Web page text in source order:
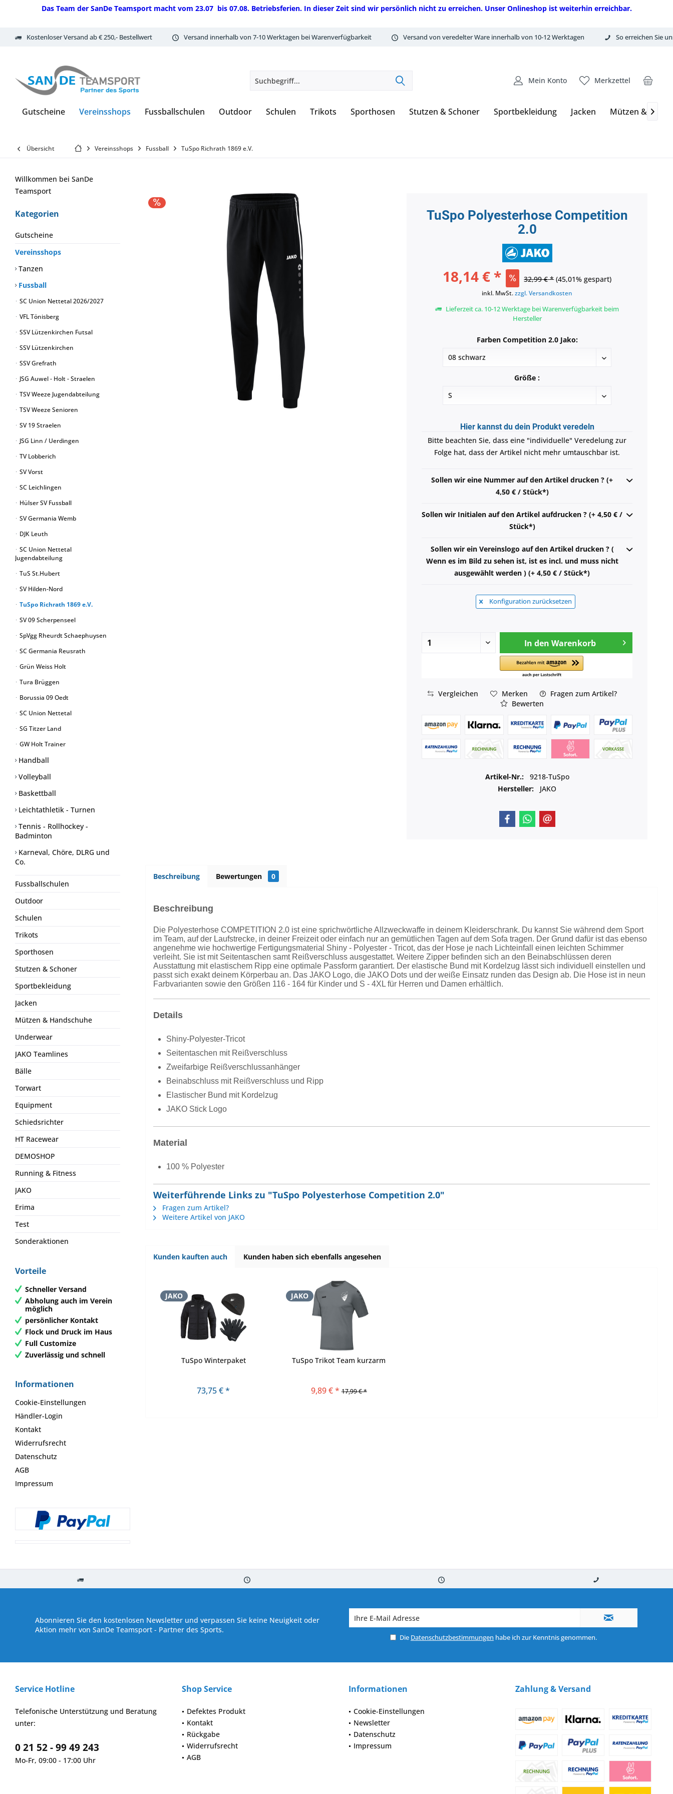
Das Team der SanDe Teamsport macht vom 23.07 bis 07.08. Betriebsferien. In dieser Zeit sind wir persönlich nicht zu erreichen. Unser Onlineshop ist weiterhin erreichbar.
Kostenloser Versand ab € 250,- Bestellwert Versand innerhalb von 7-10 Werktagen bei Warenverfügbarkeit Versand von veredelter Ware innerhalb von 10-12 Werktagen So erreichen Sie
Merkzettel
Mein Konto
Gutscheine Vereinsshops Fussballschulen Outdoor Schulen Trikots Sporthosen Stutzen & Schoner Sportbekleidung Jacken Mützen & 
Übersicht Vereinsshops Fussball TuSpo Richrath 1869 e.V.
Willkommen bei SanDe
Teamsport
Kategorien
Gutscheine
Vereinsshops
Tanzen
Fussball
SC Union Nettetal 2026/2027
VFL Tönisberg
SSV Lützenkirchen Futsal
SSV Lützenkirchen
SSV Grefrath
JSG Auwel - Holt - Straelen
TSV Weeze Jugendabteilung
TSV Weeze Senioren
SV 19 Straelen
JSG Linn / Uerdingen
TV Lobberich
SV Vorst
SC Leichlingen
Hülser SV Fussball
SV Germania Wemb
DJK Leuth
SC Union Nettetal
Jugendabteilung
TuS St.Hubert
SV Hilden-Nord
TuSpo Richrath 1869 e.V.
SV 09 Scherpenseel
SpVgg Rheurdt Schaephuysen
SC Germania Reusrath
Grün Weiss Holt
Tura Brüggen
Borussia 09 Oedt
SC Union Nettetal
SG Titzer Land
GW Holt Trainer
Handball
Volleyball
Baskettball
Leichtathletik - Turnen
Tennis - Rollhockey -
Badminton
Karneval, Chöre, DLRG und
Co.
Fussballschulen
Outdoor
Schulen
Trikots
Sporthosen
Stutzen & Schoner
Sportbekleidung
Jacken
Mützen & Handschuhe
Underwear
JAKO Teamlines
Bälle
Torwart
Equipment
Schiedsrichter
HT Racewear
DEMOSHOP
Running & Fitness
JAKO
Erima
Test
Sonderaktionen
Vorteile
Schneller Versand
Abholung auch im Verein
möglich
persönlicher Kontakt
Flock und Druck im Haus
Full Customize
Zuverlässig und schnell
Informationen
Cookie-Einstellungen
Händler-Login
Kontakt
Widerrufsrecht
Datenschutz
AGB
Impressum
TuSpo Polyesterhose Competition
2.0
18,14 € * 32,99 € * (45,01% gespart)
inkl. MwSt.zzgl. Versandkosten
Lieferzeit ca. 10-12 Werktage bei Warenverfügbarkeit beim
Hersteller
Farben Competition 2.0 Jako:
Größe :
Hier kannst du dein Produkt veredeln
Bitte beachten Sie, dass eine "individuelle" Veredelung zur
Folge hat, dass der Artikel nicht mehr umtauschbar ist.
Sollen wir eine Nummer auf den Artikel drucken ? (+
4,50 € / Stück*)
Sollen wir Initialen auf den Artikel aufdrucken ? (+ 4,50 € /
Stück*)
Sollen wir ein Vereinslogo auf den Artikel drucken ? (
Wenn es im Bild zu sehen ist, ist es incl. und muss nicht
ausgewählt werden ) (+ 4,50 € / Stück*)
Konfiguration zurücksetzen
In den Warenkorb
Vergleichen Merken
Fragen zum Artikel?
Bewerten
Artikel-Nr.:
9218-TuSpo
Hersteller:
JAKO
Beschreibung Bewertungen 0
Beschreibung
Die Polyesterhose COMPETITION 2.0 ist eine sprichwörtliche Allzweckwaffe in deinem Kleiderschrank. Du kannst Sie während dem Sport
im Team, auf der Laufstrecke, in deiner Freizeit oder einfach nur an gemütlichen Tagen auf dem Sofa tragen. Der Grund dafür ist das ebenso
angenehme wie hochwertige Fertigungsmaterial Shiny - Polyester - Tricot, das der Hose je nach Lichteinfall einen leichten Schimmer
verleiht. Sie ist mit Seitentaschen samt Reißverschluss ausgestattet. Weitere Zipper befinden sich an den Beinabschlüssen deren
Ausstattung mit elastischem Ripp eine optimale Passform garantiert. Der elastische Bund mit Kordelzug lässt sich individuell einstellen und
passt sich exakt deinem Körperbau an. Das JAKO Logo, die JAKO Dots und der weiße Einsatz runden das Design ab. Die Hose ist in neun
Farbvarianten sowie den Größen 116 - 164 für Kinder und S - 4XL für Herren und Damen erhältlich.
Details
Shiny-Polyester-Tricot
Seitentaschen mit Reißverschluss
Zweifarbige Reißverschlussanhänger
Beinabschluss mit Reißverschluss und Ripp
Elastischer Bund mit Kordelzug
JAKO Stick Logo
Material
100 % Polyester
Weiterführende Links zu "TuSpo Polyesterhose Competition 2.0"
Fragen zum Artikel?
Weitere Artikel von JAKO
Kunden kauften auch Kunden haben sich ebenfalls angesehen
JAKO
TuSpo Winterpaket
73,75 € *
JAKO
TuSpo Trikot Team kurzarm
9,89 € * 17,99 € *
Abonnieren Sie den kostenlosen Newsletter und verpassen Sie keine Neuigkeit oder
Aktion mehr von SanDe Teamsport - Partner des Sports.
Die Datenschutzbestimmungen habe ich zur Kenntnis genommen.
Service Hotline
Telefonische Unterstützung und Beratung
unter:
0 21 52 - 99 49 243
Mo-Fr, 09:00 - 17:00 Uhr
Shop Service
Defektes Produkt
Kontakt
Rückgabe
Widerrufsrecht
AGB
Informationen
Cookie-Einstellungen
Newsletter
Datenschutz
Impressum
Zahlung & Versand